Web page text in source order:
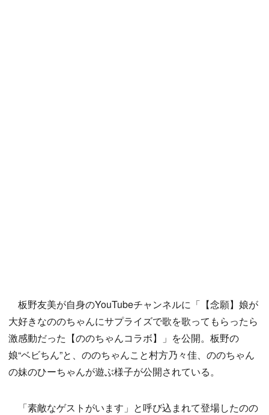
板野友美が自身のYouTubeチャンネルに「【念願】娘が
大好きなののちゃんにサプライズで歌を歌ってもらったら
激感動だった【ののちゃんコラボ】」を公開。板野の
娘“ベビちん”と、ののちゃんこと村方乃々佳、ののちゃん
の妹のひーちゃんが遊ぶ様子が公開されている。
「素敵なゲストがいます」と呼び込まれて登場したのの